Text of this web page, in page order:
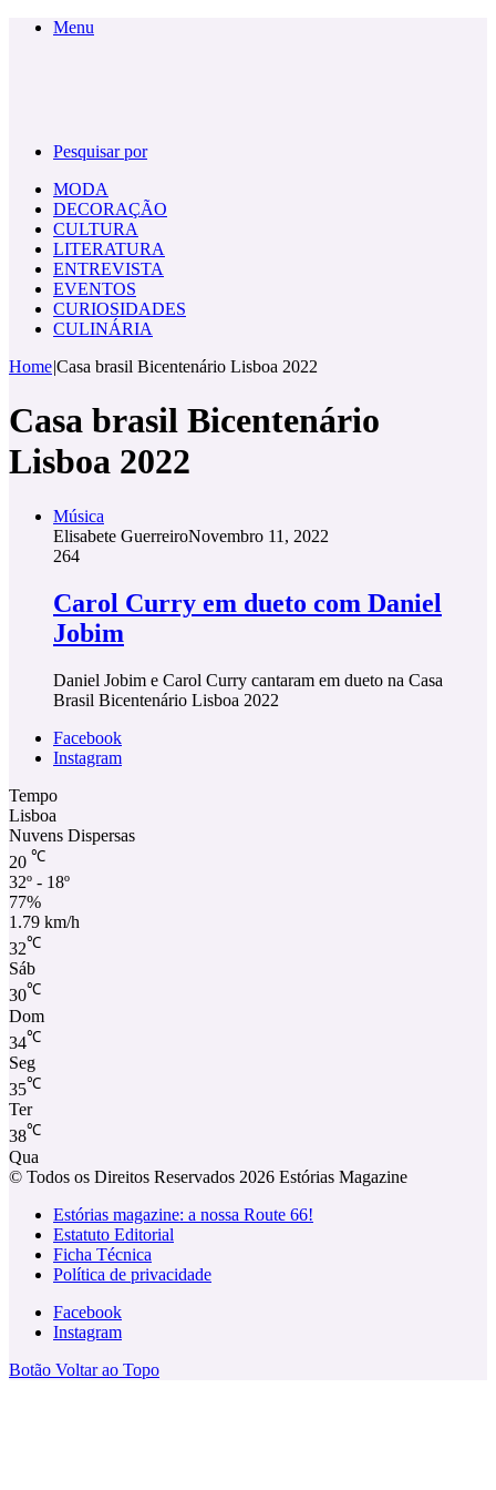
Menu
Pesquisar por
MODA
DECORAÇÃO
CULTURA
LITERATURA
ENTREVISTA
EVENTOS
CURIOSIDADES
CULINÁRIA
Home|Casa brasil Bicentenário Lisboa 2022
Casa brasil Bicentenário
Lisboa 2022
Música
Elisabete GuerreiroNovembro 11, 2022
264
Carol Curry em dueto com Daniel
Jobim
Daniel Jobim e Carol Curry cantaram em dueto na Casa
Brasil Bicentenário Lisboa 2022
Facebook
Instagram
Tempo
Lisboa
Nuvens Dispersas
20 ℃
32º - 18º
77%
1.79 km/h
32℃
Sáb
30℃
Dom
34℃
Seg
35℃
Ter
38℃
Qua
© Todos os Direitos Reservados 2026 Estórias Magazine
Estórias magazine: a nossa Route 66!
Estatuto Editorial
Ficha Técnica
Política de privacidade
Facebook
Instagram
Botão Voltar ao Topo